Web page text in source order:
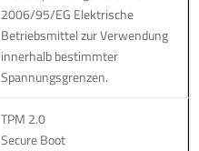
2006/95/EG Elektrische
Betriebsmittel zur Verwendung
innerhalb bestimmter
Spannungsgrenzen.
TPM 2.0
Secure Boot